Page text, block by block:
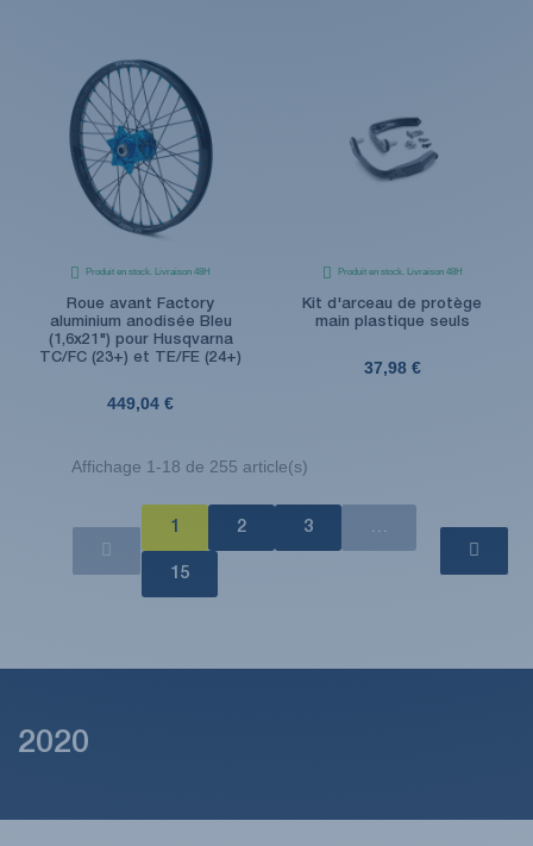
Produit en stock. Livraison 48H
Roue avant Factory
aluminium anodisée Bleu
(1,6x21") pour Husqvarna
TC/FC (23+) et TE/FE (24+)
449,04 €
Produit en stock. Livraison 48H
Kit d'arceau de protège
main plastique seuls
37,98 €
Affichage 1-18 de 255 article(s)
1 2 3
15
2020